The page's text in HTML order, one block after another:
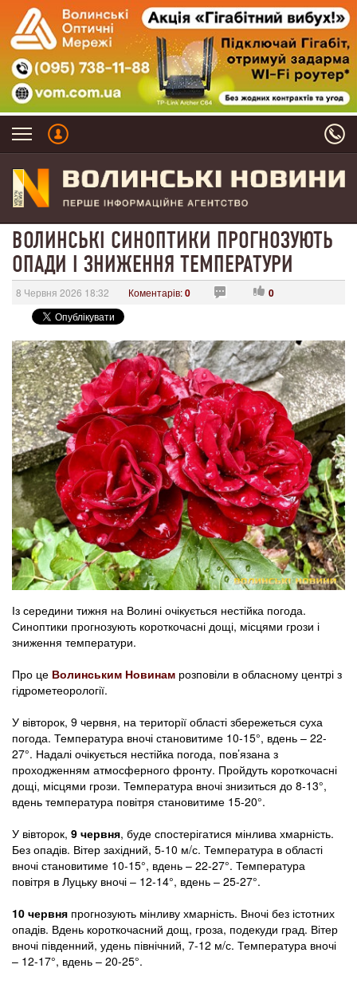
ВОЛИНСЬКІ СИНОПТИКИ ПРОГНОЗУЮТЬ
ОПАДИ І ЗНИЖЕННЯ ТЕМПЕРАТУРИ
8 Червня 2026 18:32 Коментарів:0 0
Із середини тижня на Волині очікується нестійка погода.
Синоптики прогнозують короткочасні дощі, місцями грози і
зниження температури.
Про це Волинським Новинам розповіли в обласному центрі з
гідрометеорології.
У вівторок, 9 червня, на території області збережеться суха
погода. Температура вночі становитиме 10-15°, вдень – 22-
27°. Надалі очікується нестійка погода, пов’язана з
проходженням атмосферного фронту. Пройдуть короткочасні
дощі, місцями грози. Температура вночі знизиться до 8-13°,
вдень температура повітря становитиме 15-20°.
У вівторок, 9 червня, буде спостерігатися мінлива хмарність.
Без опадів. Вітер західний, 5-10 м/с. Температура в області
вночі становитиме 10-15°, вдень – 22-27°. Температура
повітря в Луцьку вночі – 12-14°, вдень – 25-27°.
10 червня прогнозують мінливу хмарність. Вночі без істотних
опадів. Вдень короткочасний дощ, гроза, подекуди град. Вітер
вночі південний, удень північний, 7-12 м/с. Температура вночі
– 12-17°, вдень – 20-25°.